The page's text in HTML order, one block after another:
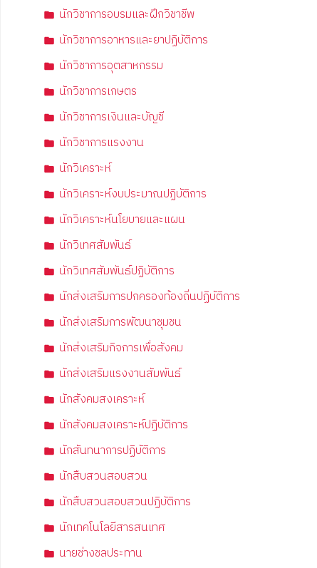
นักวิชาการอบรมและฝึกวิชาชีพ
นักวิชาการอาหารและยาปฏิบัติการ
นักวิชาการอุตสาหกรรม
นักวิชาการเกษตร
นักวิชาการเงินและบัญชี
นักวิชาการแรงงาน
นักวิเคราะห์
นักวิเคราะห์งบประมาณปฏิบัติการ
นักวิเคราะห์นโยบายและแผน
นักวิเทศสัมพันธ์
นักวิเทศสัมพันธ์ปฏิบัติการ
นักส่งเสริมการปกครองท้องถิ่นปฏิบัติการ
นักส่งเสริมการพัฒนาชุมชน
นักส่งเสริมกิจการเพื่อสังคม
นักส่งเสริมแรงงานสัมพันธ์
นักสังคมสงเคราะห์
นักสังคมสงเคราะห์ปฏิบัติการ
นักสันทนาการปฏิบัติการ
นักสืบสวนสอบสวน
นักสืบสวนสอบสวนปฏิบัติการ
นักเทคโนโลยีสารสนเทศ
นายช่างชลประทาน